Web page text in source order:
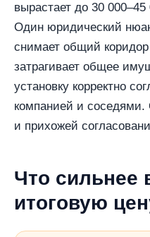
вырастает до 30 000–45
Один юридический
снимает общий
затрагивает общее
установку корректно
компанией и соседями.
и прихожей
Что сильнее
итоговую